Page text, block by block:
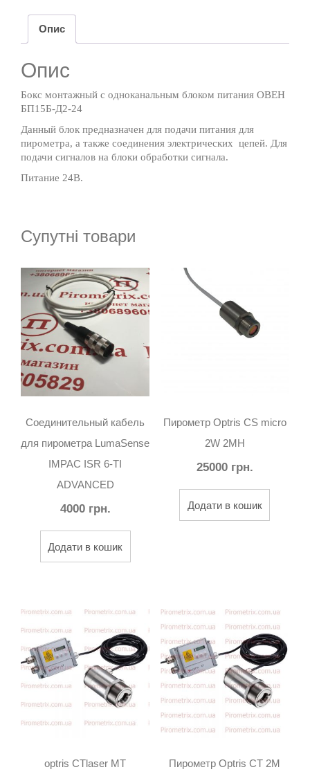
кількість
Опис
Опис
Бокс монтажный с одноканальным блоком питания ОВЕН
БП15Б-Д2-24
Данный блок предназначен для подачи питания для
пирометра, а также соединения электрических цепей. Для
подачи сигналов на блоки обработки сигнала.
Питание 24В.
Супутні товари
Соединительный кабель
для пирометра LumaSense
IMPAC ISR 6-TI
ADVANCED
4000 грн.
Додати в кошик
Пирометр Optris CS micro
2W 2MH
25000 грн.
Додати в кошик
optris CTlaser MT Пирометр Optris CT 2M